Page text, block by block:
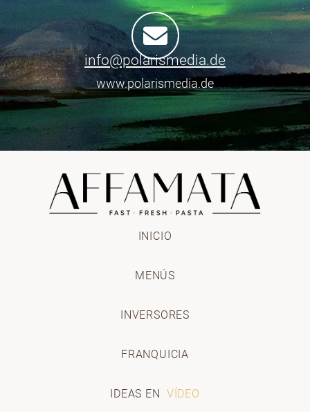
info@polarismedia.de
www.polarismedia.de
INICIO
MENÚS
INVERSORES
FRANQUICIA
IDEAS EN VÍDEO